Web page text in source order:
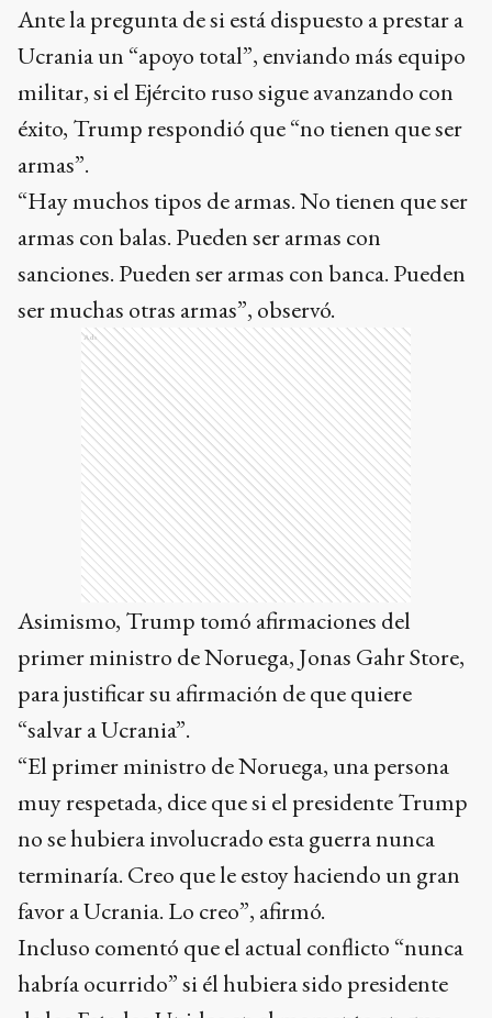
Ante la pregunta de si está dispuesto a prestar a
Ucrania un “apoyo total”, enviando más equipo
militar, si el Ejército ruso sigue avanzando con
éxito, Trump respondió que “no tienen que ser
armas”.
“Hay muchos tipos de armas. No tienen que ser
armas con balas. Pueden ser armas con
sanciones. Pueden ser armas con banca. Pueden
ser muchas otras armas”, observó.
Ads
Asimismo, Trump tomó afirmaciones del
primer ministro de Noruega, Jonas Gahr Store,
para justificar su afirmación de que quiere
“salvar a Ucrania”.
“El primer ministro de Noruega, una persona
muy respetada, dice que si el presidente Trump
no se hubiera involucrado esta guerra nunca
terminaría. Creo que le estoy haciendo un gran
favor a Ucrania. Lo creo”, afirmó.
Incluso comentó que el actual conflicto “nunca
habría ocurrido” si él hubiera sido presidente